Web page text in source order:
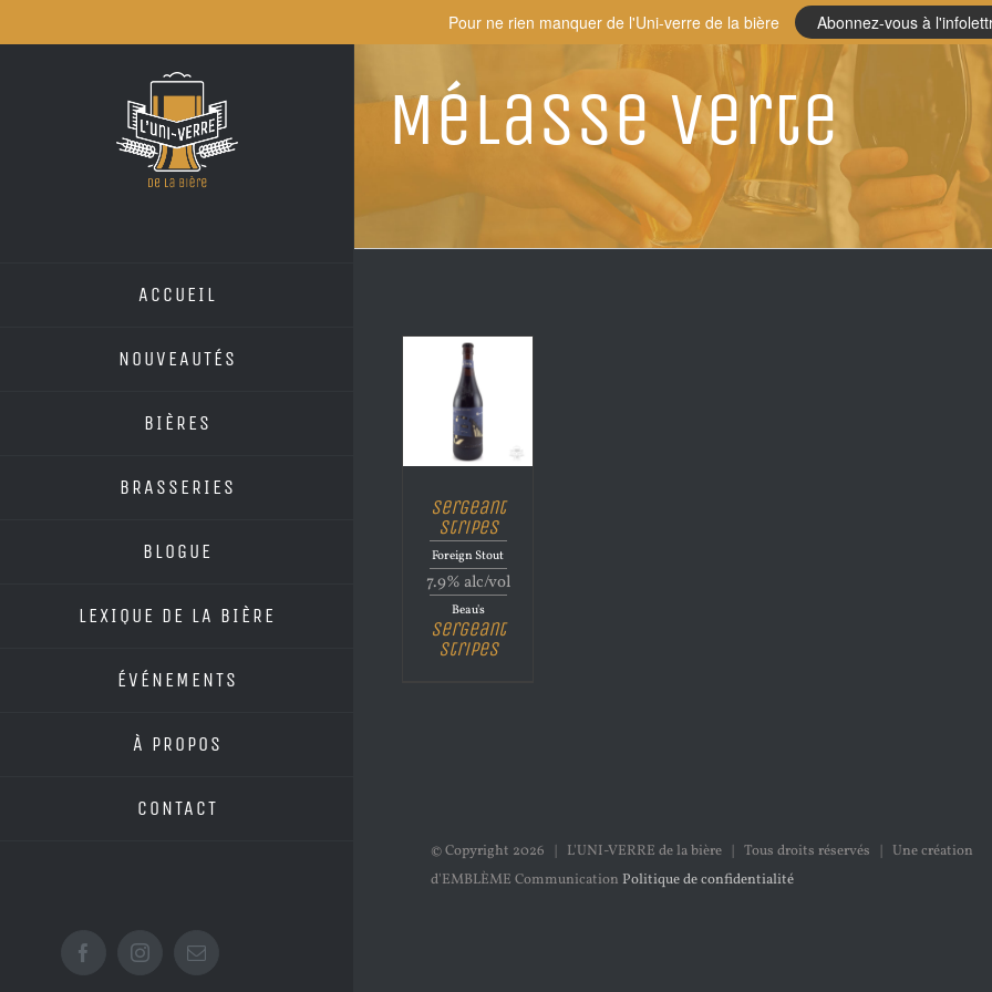
to
ACCUEIL
NOUVEAUTÉS
BIÈRES
BRASSERIES
BLOGUE
LEXIQUE DE LA BIÈRE
ÉVÉNEMENTS
À PROPOS
CONTACT
FacebookInstagramEmail
Mélasse verte
Sergeant
Stripes
Foreign Stout
7.9% alc/vol
Beau's
Sergeant
Stripes
© Copyright 2026 | L'UNI-VERRE de la bière | Tous droits réservés | Une création
d'EMBLÈME Communication Politique de confidentialité
Pour ne rien manquer de l'Uni-verre de la bière Abonnez-vous à